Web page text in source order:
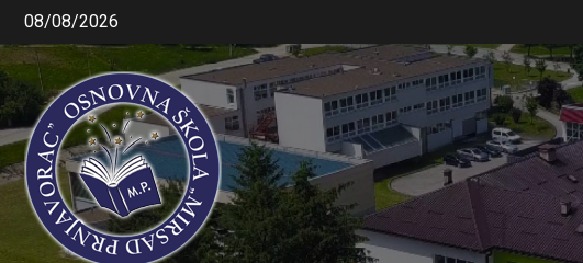
08/08/2026